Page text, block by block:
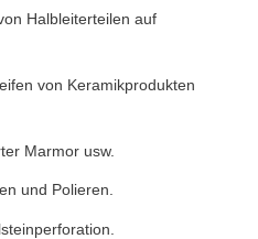
Halbleiterteilen auf
von Keramikprodukten
Marmor usw.
und Polieren.